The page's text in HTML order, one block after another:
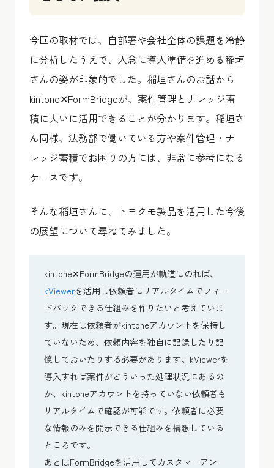
今回の取材では、自部署や会社全体の課題を冷静
に分析したうえで、入念に導入準備を進める稲垣
さんの姿が印象的でした。稲垣さんのお話から
kintone✕FormBridgeが、案件管理とナレッジ蓄
積に大いに活用できることが分かります。稲垣さ
ん同様、法務部で働いている方や案件管理・ナ
レッジ蓄積でお困りの方には、非常に参考になる
ケースです。
そんな稲垣さんに、トヨクモ製品を活用した今後
の展望について尋ねてみました。
kintone✕FormBridgeの運用が軌道にのれば、
kViewerを活用し依頼者にリアルタイムでフィー
ドバックできる仕組みを作りたいと考えていま
す。現在は依頼者がkintoneアカウントを保持し
ていないため、依頼内容を独自に記録したり記
憶しておいたりする必要があります。kViewerを
導入すれば案件がどういった処理状況にあるの
か、kintoneアカウントを持っていない依頼者も
リアルタイムで確認が可能です。依頼者に必要
な情報のみを開示できる仕組みを構想している
ところです。
あとはFormBridgeを活用してカスタマーアン